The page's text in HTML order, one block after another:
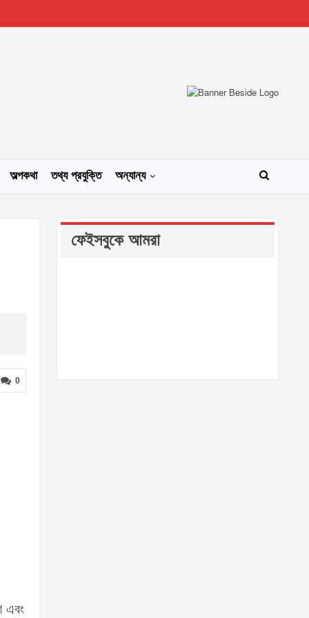
অল্পকথা তথ্য প্রযুক্তি অন্যান্য
0
এবং
ফেইসবুকে আমরা